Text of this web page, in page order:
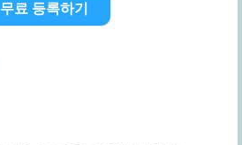
무료 등록하기